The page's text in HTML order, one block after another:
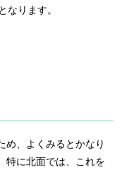
なります。
め、よくみるとかなり
特に北面では、これを